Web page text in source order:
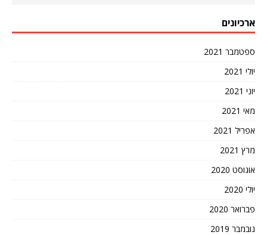
ארכיונים
ספטמבר 2021
יולי 2021
יוני 2021
מאי 2021
אפריל 2021
מרץ 2021
אוגוסט 2020
יולי 2020
פברואר 2020
נובמבר 2019